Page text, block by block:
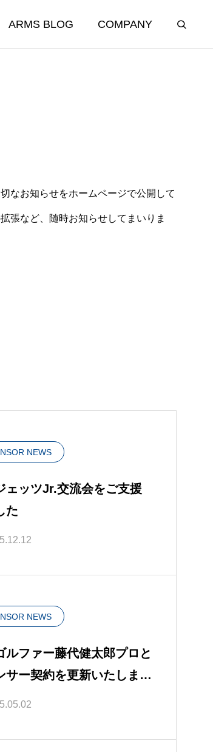
ARMS BLOG COMPANY
ARMSコーポレーションのスポン
なお知らせをホームページで公開して
張など、随時お知らせしてまいりま
NEWS
ェッツJr.交流会をご支援
た
NEWS
ルファー藤代健太郎プロと
サー契約を更新いたしまし